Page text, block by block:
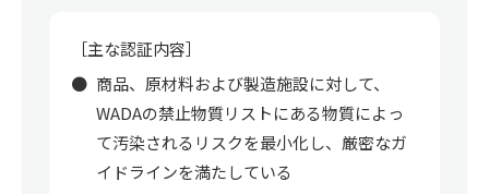
［主な認証内容］
商品、原材料および製造施設に対して、
WADAの禁止物質リストにある物質によっ
て汚染されるリスクを最小化し、厳密なガ
イドラインを満たしている